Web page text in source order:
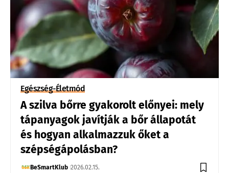
Egészség-Életmód
A szilva bőrre gyakorolt előnyei: mely
tápanyagok javítják a bőr állapotát
és hogyan alkalmazzuk őket a
szépségápolásban?
BeSmartKlub 2026.02.15.